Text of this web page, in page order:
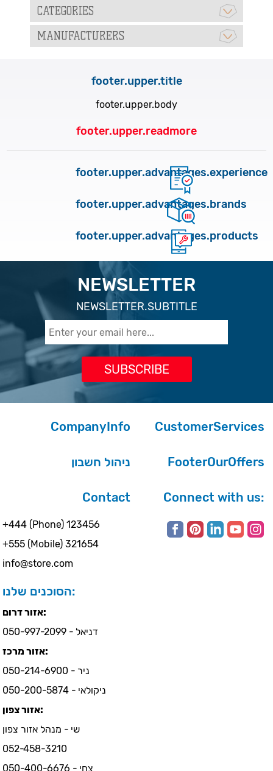
CATEGORIES
MANUFACTURERS
footer.upper.title
footer.upper.body
footer.upper.readmore
footer.upper.advantages.experience
footer.upper.advantages.brands
footer.upper.advantages.products
NEWSLETTER
NEWSLETTER.SUBTITLE
CompanyInfo CustomerServices
ניהול חשבון FooterOurOffers
Contact
+444 (Phone) 123456
+555 (Mobile) 321654
info@store.com
הסוכנים שלנו:
אזור דרום:
דניאל - 050-997-2099
אזור מרכז:
ניר - 050-214-6900
ניקולאי - 050-200-5874
אזור צפון:
שי - מנהל אזור צפון
052-458-3210
צחי - 050-400-6676
Connect with us: